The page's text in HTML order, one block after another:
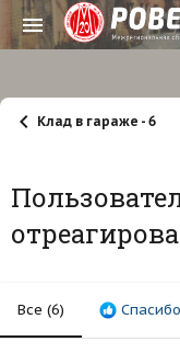
Клад в гараже - 6
Все (6) Спасибо